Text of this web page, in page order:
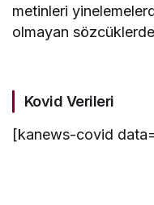
metinleri
olmayan
Kovid Verileri
[kanews-covid